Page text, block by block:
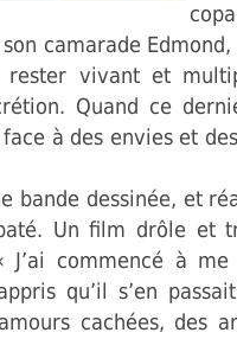
camarade
rester vivant et
Quand ce
à des envies et
bande dessinée, et
Un film drôle et
J’ai commencé à
qu’il s’en
cachées, des